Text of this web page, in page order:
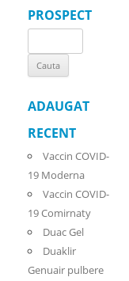
PROSPECT
for:
ADAUGAT
RECENT
Vaccin COVID-
19 Moderna
Vaccin COVID-
19 Comirnaty
Duac Gel
Duaklir
Genuair pulbere